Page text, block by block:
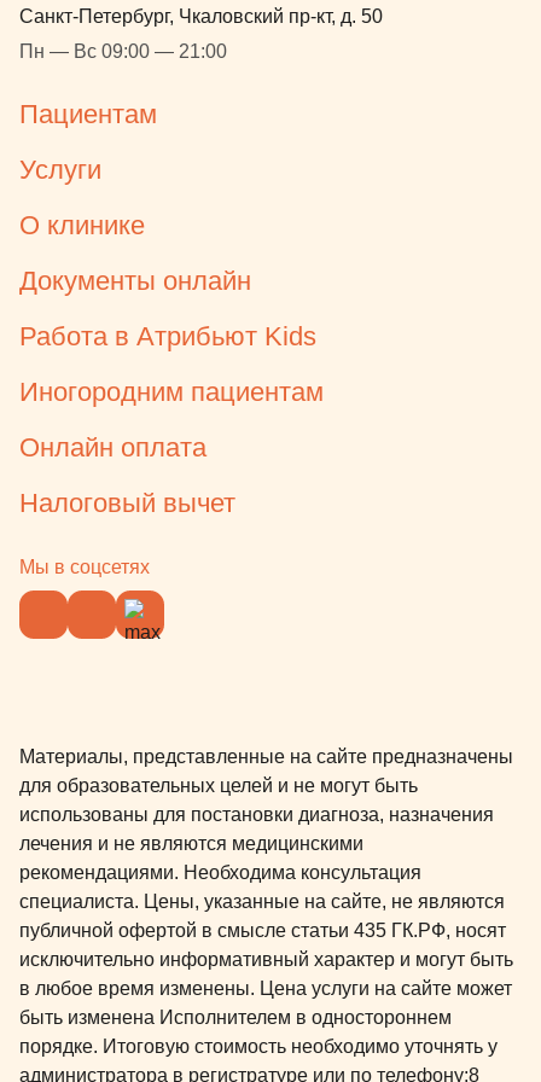
Санкт-Петербург, Чкаловский пр-кт, д. 50
Пн — Вс 09:00 — 21:00
Пациентам
Услуги
О клинике
Документы онлайн
Работа в Атрибьют Kids
Иногородним пациентам
Онлайн оплата
Налоговый вычет
Мы в соцсетях
Материалы, представленные на сайте предназначены
для образовательных целей и не могут быть
использованы для постановки диагноза, назначения
лечения и не являются медицинскими
рекомендациями. Необходима консультация
специалиста. Цены, указанные на сайте, не являются
публичной офертой в смысле статьи 435 ГК.РФ, носят
исключительно информативный характер и могут быть
в любое время изменены. Цена услуги на сайте может
быть изменена Исполнителем в одностороннем
порядке. Итоговую стоимость необходимо уточнять у
администратора в регистратуре или по телефону:8